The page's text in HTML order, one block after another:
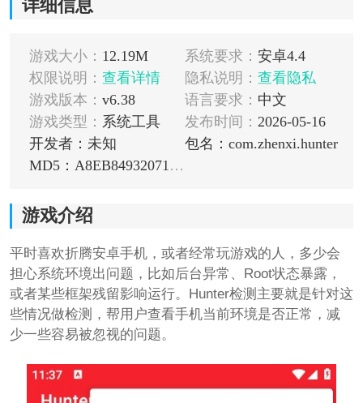
详细信息
游戏大小： 12.19M 系统要求： 安卓4.4
权限说明： 查看详情 隐私说明： 查看隐私
游戏版本： v6.38 语言要求： 中文
游戏类型： 系统工具 发布时间： 2026-05-16
开发者：未知
包名：com.zhenxi.hunter
MD5：A8EB84932071BBF0C1DBB9562396F9F5
游戏介绍
平时喜欢折腾安卓手机，或者经常玩游戏的人，多少会
担心系统环境出问题，比如后台异常、Root状态暴露，
或者某些框架残留影响运行。Hunter检测主要就是针对这
些情况做检测，帮用户查看手机当前环境是否正常，减
少一些容易被忽视的问题。